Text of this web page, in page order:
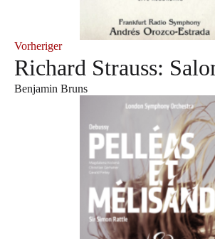
Vorheriger
Richard Strauss:
Benjamin Bruns